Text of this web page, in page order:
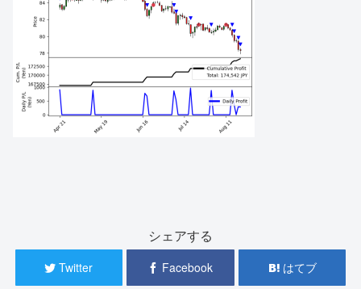
シェアする
Twitter Facebook はてブ